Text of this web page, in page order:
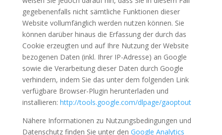
gegebenenfalls nicht sämtliche Funktionen dieser
Website vollumfänglich werden nutzen können. Sie
können darüber hinaus die Erfassung der durch das
Cookie erzeugten und auf Ihre Nutzung der Website
bezogenen Daten (inkl. Ihrer IP-Adresse) an Google
sowie die Verarbeitung dieser Daten durch Google
verhindern, indem Sie das unter dem folgenden Link
verfügbare Browser-Plugin herunterladen und
installieren: http://tools.google.com/dlpage/gaoptout
Nähere Informationen zu Nutzungsbedingungen und
Datenschutz finden Sie unter den Google Analytics